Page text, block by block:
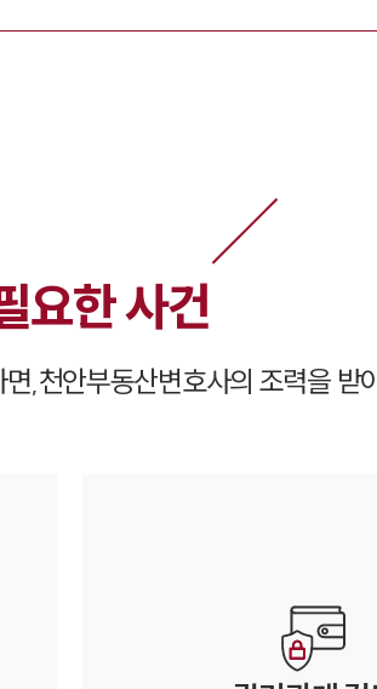
요한 사건
,천안부동산변호사의 조력을 받